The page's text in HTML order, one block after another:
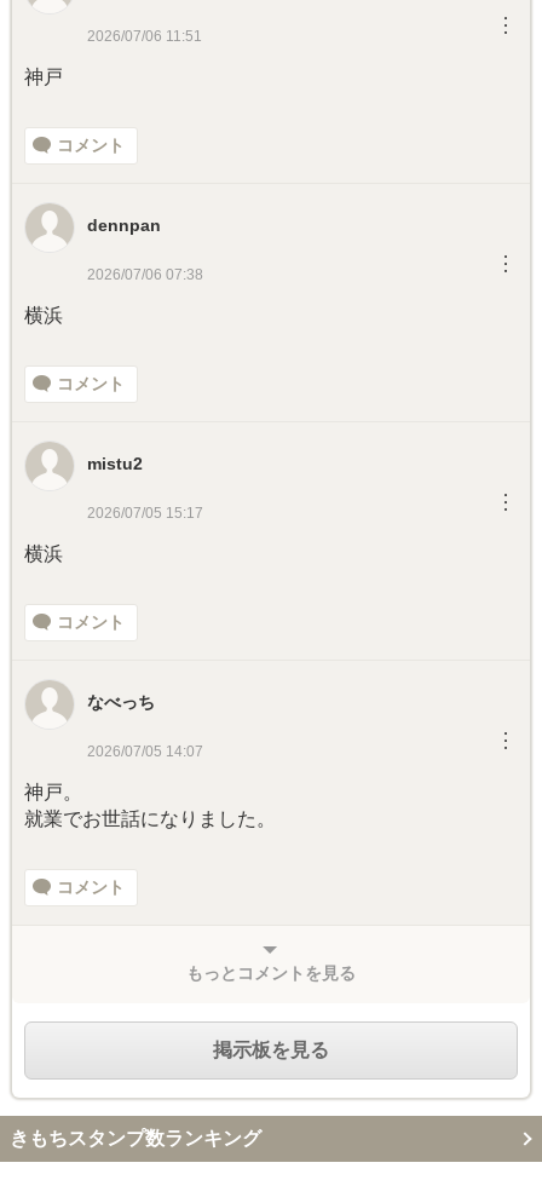
2026/07/06 11:51 ︙
神戸
コメント
dennpan
2026/07/06 07:38 ︙
横浜
コメント
mistu2
2026/07/05 15:17 ︙
横浜
コメント
なべっち
2026/07/05 14:07 ︙
神戸。
就業でお世話になりました。
コメント
もっとコメントを見る
掲示板を見る
きもちスタンプ数ランキング